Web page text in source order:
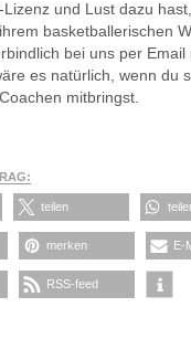
und Lust dazu
basketballerischen
bei uns per Email
es natürlich, wenn du
mitbringst.
teilen
merken E-
RSS-feed